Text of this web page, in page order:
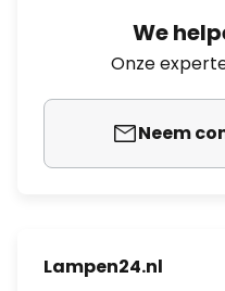
We
Onze
Neem
Lampen24.nl